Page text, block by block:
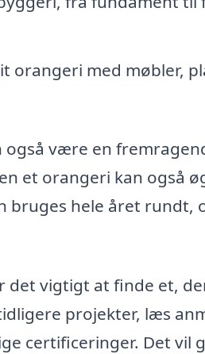
orangeri med møbler,
også være en
et orangeri kan også
hele året rundt,
vigtigt at finde et,
projekter, læs
certificeringer. Det vil